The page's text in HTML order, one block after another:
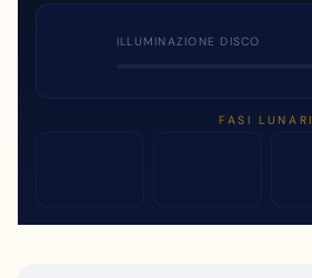
ILLUMINAZIONE DISCO
FASI LUNARI